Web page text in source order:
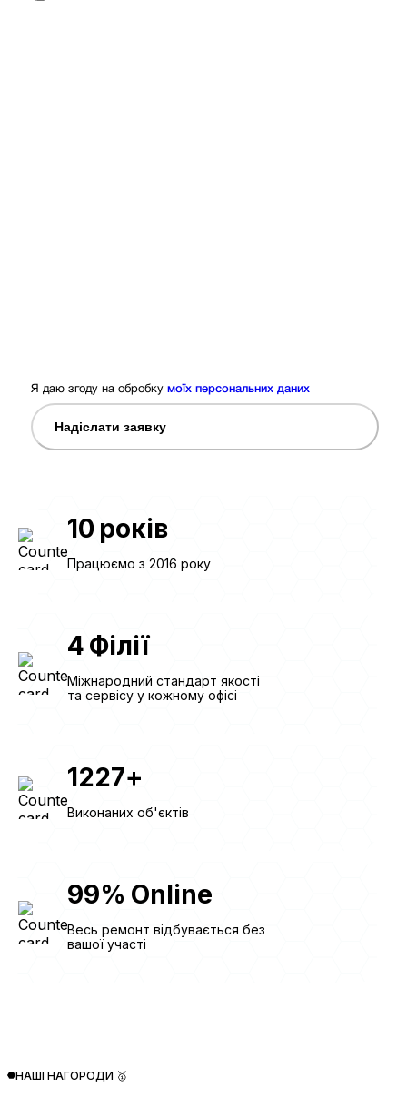
Я даю згоду на обробку моїх персональних даних
Надіслати заявку
10 років
Працюємо з 2016 року
4 Філії
Міжнародний стандарт якості
та сервісу у кожному офісі
1227+
Виконаних об'єктів
99% Online
Весь ремонт відбувається без
вашої участі
НАШІ НАГОРОДИ 🥇